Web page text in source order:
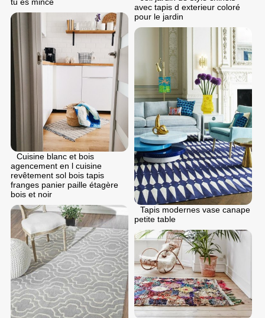
tu es mince
avec tapis d exterieur coloré
pour le jardin
Cuisine blanc et bois
agencement en l cuisine
revêtement sol bois tapis
franges panier paille étagère
bois et noir
Tapis modernes vase canape
petite table